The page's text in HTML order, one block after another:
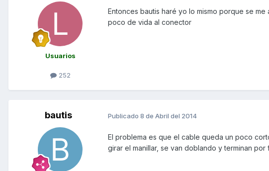
Usuarios
252
Entonces bautis haré yo lo mismo porque se
poco de vida al conector
bautis Publicado 8 de Abril del 2014
El problema es que el cable queda un poco
girar el manillar, se van doblando y terminan por